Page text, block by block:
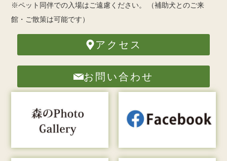
※ペット同伴での入場はご遠慮ください。
（補助犬とのご来
館・ご散策は可能です）
アクセス
お問い合わせ